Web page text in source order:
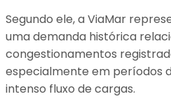
Segundo ele, a ViaMar
uma demanda histórica
congestionamentos
especialmente em períodos
intenso fluxo de cargas.